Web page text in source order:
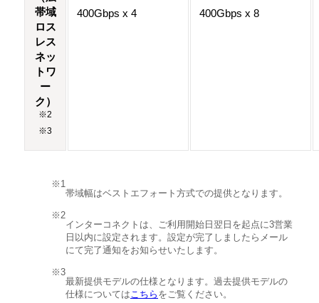
帯域
ロス
レス
ネッ
トワ
ー
ク）
※2
※3
400Gbps x 4 400Gbps x 8
帯域幅はベストエフォート方式での提供となります。
インターコネクトは、ご利用開始日翌日を起点に3営業
日以内に設定されます。設定が完了しましたらメール
にて完了通知をお知らせいたします。
最新提供モデルの仕様となります。過去提供モデルの
仕様についてはこちら をご覧ください。